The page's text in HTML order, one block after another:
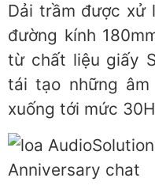
Dải trầm được xử
đường kính
từ chất liệu giấy
tái tạo những âm
xuống tới mức